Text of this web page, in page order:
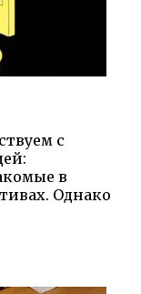
с
в
Однако